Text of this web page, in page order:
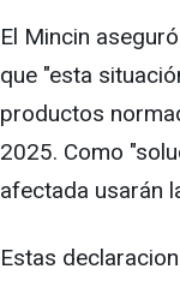
El Mincin
que "esta
productos
2025. Como
afectada usarán
Estas